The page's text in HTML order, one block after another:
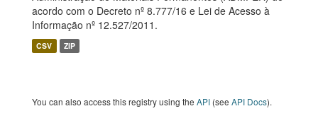
acordo com o Decreto nº 8.777/16 e Lei de Acesso à
Informação nº 12.527/2011.
CSV ZIP
You can also access this registry using the API (see API Docs).